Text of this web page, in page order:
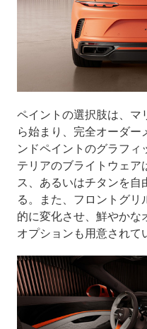
ペイントの選択肢は、マ
ら始まり、完全オーダ
ンドペイントのグラフィ
テリアのブライトウェア
ス、あるいはチタンを自
る。また、フロントグ
的に変化させ、鮮やかな
オプションも用意されて